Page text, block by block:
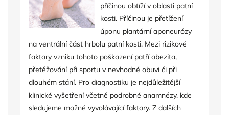
příčinou obtíží v oblasti patní
kosti. Příčinou je přetížení
úponu plantární aponeurózy
na ventrální část hrbolu patní kosti. Mezi rizikové
faktory vzniku tohoto poškození patří obezita,
přetěžování při sportu v nevhodné obuvi či při
dlouhém stání. Pro diagnostiku je nejdůležitější
klinické vyšetření včetně podrobné anamnézy, kde
sledujeme možné vyvolávající faktory. Z dalších